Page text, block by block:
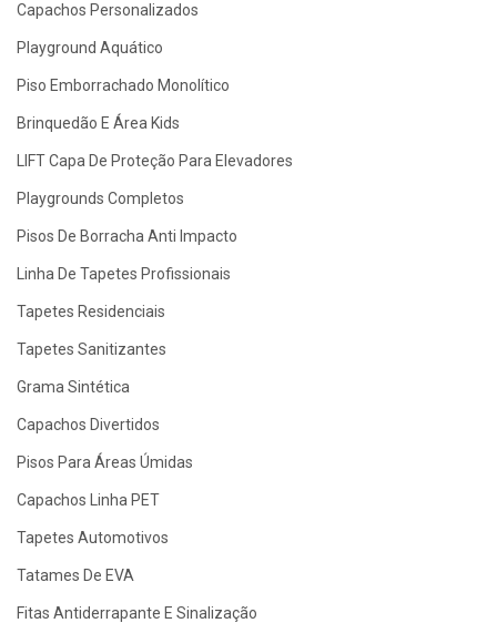
Capachos Personalizados
Playground Aquático
Piso Emborrachado Monolítico
Brinquedão E Área Kids
LIFT Capa De Proteção Para Elevadores
Playgrounds Completos
Pisos De Borracha Anti Impacto
Linha De Tapetes Profissionais
Tapetes Residenciais
Tapetes Sanitizantes
Grama Sintética
Capachos Divertidos
Pisos Para Áreas Úmidas
Capachos Linha PET
Tapetes Automotivos
Tatames De EVA
Fitas Antiderrapante E Sinalização